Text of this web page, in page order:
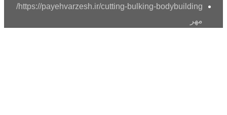
https://payehvarzesh.ir/cutting-bulking-bodybuilding/
مهر